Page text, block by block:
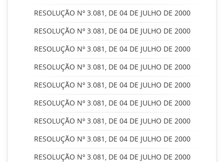
RESOLUÇÃO Nº 3.081, DE 04 DE JULHO DE 2000
RESOLUÇÃO Nº 3.081, DE 04 DE JULHO DE 2000
RESOLUÇÃO Nº 3.081, DE 04 DE JULHO DE 2000
RESOLUÇÃO Nº 3.081, DE 04 DE JULHO DE 2000
RESOLUÇÃO Nº 3.081, DE 04 DE JULHO DE 2000
RESOLUÇÃO Nº 3.081, DE 04 DE JULHO DE 2000
RESOLUÇÃO Nº 3.081, DE 04 DE JULHO DE 2000
RESOLUÇÃO Nº 3.081, DE 04 DE JULHO DE 2000
RESOLUÇÃO Nº 3.081, DE 04 DE JULHO DE 2000